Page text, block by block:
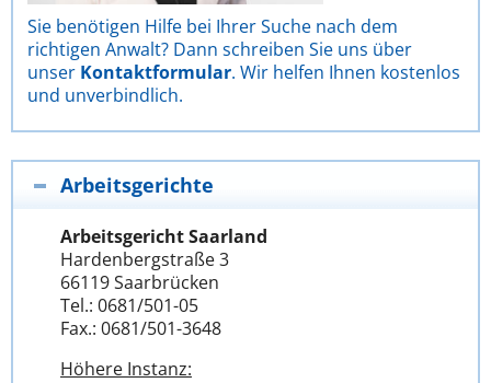
Sie benötigen Hilfe bei Ihrer Suche nach dem
richtigen Anwalt? Dann schreiben Sie uns über
unser Kontaktformular. Wir helfen Ihnen kostenlos
und unverbindlich.
Arbeitsgerichte
Arbeitsgericht Saarland
Hardenbergstraße 3
66119 Saarbrücken
Tel.: 0681/501-05
Fax.: 0681/501-3648
Höhere Instanz: